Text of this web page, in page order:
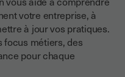
votre entreprise, à
à jour vos pratiques.
focus métiers, des
pour chaque